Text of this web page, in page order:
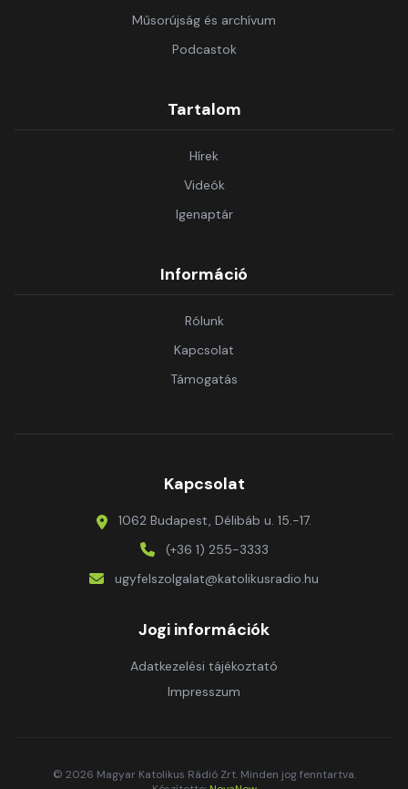
Műsorújság és archívum
Podcastok
Tartalom
Hírek
Videók
Igenaptár
Információ
Rólunk
Kapcsolat
Támogatás
Kapcsolat
1062 Budapest, Délibáb u. 15.-17.
(+36 1) 255-3333
ugyfelszolgalat@katolikusradio.hu
Jogi információk
Adatkezelési tájékoztató
Impresszum
© 2026 Magyar Katolikus Rádió Zrt. Minden jog fenntartva.